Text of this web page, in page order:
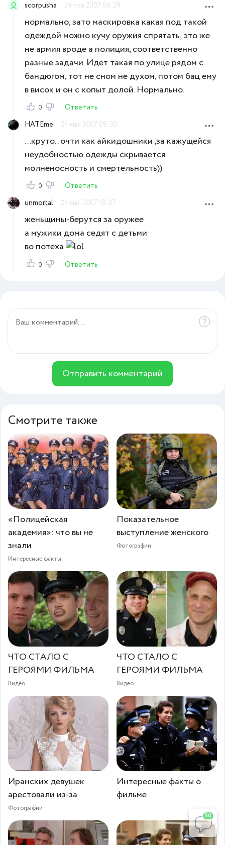
50
scorpusha
24 мая 2007 06:29
нормально, зато маскировка какая под такой
одеждой можно кучу оружия спрятать, это же
не армия вроде а полиция, соответственно
разные задачи. Идет такая по улице рядом с
бандюгом, тот не сном не духом, потом бац ему
в висок и он с копыт долой. Нормально.
0
Ответить
HATEme
24 мая 2007 09:30
...круто.. очти как айкидошники ,за кажущейся
неудобностью одежды скрывается
молненосность и смертельность))
0
Ответить
unmortal
24 мая 2007 18:07
женьщины-берутся за оружее
а мужики дома седят с детьми
во потеха
0 Ответить
Отправить комментарий
Смотрите также
«Полицейская
академия»: что вы не
знали
Интересные факты
Показательное
выступление женского
Фотографии
ЧТО СТАЛО С
ГЕРОЯМИ ФИЛЬМА
Видео
ЧТО СТАЛО С
ГЕРОЯМИ ФИЛЬМА
Видео
Иранских девушек
арестовали из-за
Фотографии
Интересные факты о
фильме